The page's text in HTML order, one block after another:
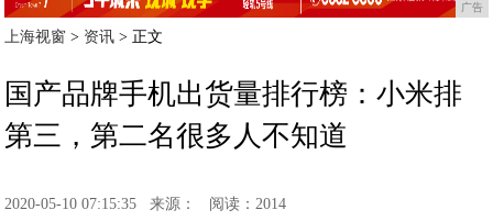
广告
上海视窗 > 资讯 > 正文
国产品牌手机出货量排行榜：小米排
第三，第二名很多人不知道
2020-05-10 07:15:35 来源： 阅读：2014